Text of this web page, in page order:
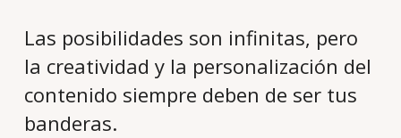
Las posibilidades son infinitas, pero
la creatividad y la personalización del
contenido siempre deben de ser tus
banderas.